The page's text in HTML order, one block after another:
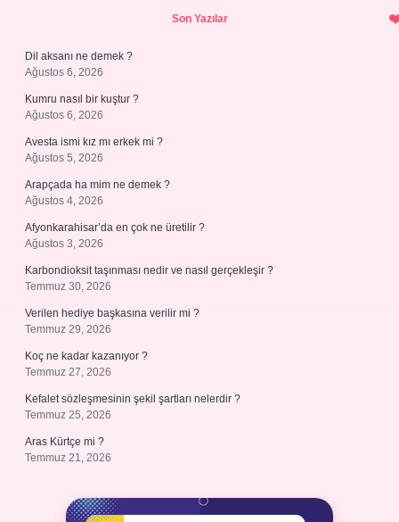
Son Yazılar
Dil aksanı ne demek ?
Ağustos 6, 2026
Kumru nasıl bir kuştur ?
Ağustos 6, 2026
Avesta ismi kız mı erkek mi ?
Ağustos 5, 2026
Arapçada ha mim ne demek ?
Ağustos 4, 2026
Afyonkarahisar’da en çok ne üretilir ?
Ağustos 3, 2026
Karbondioksit taşınması nedir ve nasıl gerçekleşir ?
Temmuz 30, 2026
Verilen hediye başkasına verilir mi ?
Temmuz 29, 2026
Koç ne kadar kazanıyor ?
Temmuz 27, 2026
Kefalet sözleşmesinin şekil şartları nelerdir ?
Temmuz 25, 2026
Aras Kürtçe mi ?
Temmuz 21, 2026